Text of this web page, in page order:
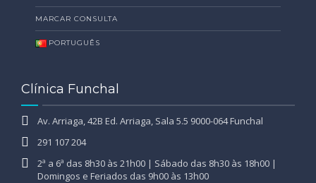
MARCAR CONSULTA
PORTUGUÊS
Clínica Funchal
Av. Arriaga, 42B Ed. Arriaga, Sala 5.5 9000-064 Funchal
291 107 204
2ª a 6ª das 8h30 às 21h00 | Sábado das 8h30 às 18h00 |
Domingos e Feriados das 9h00 às 13h00